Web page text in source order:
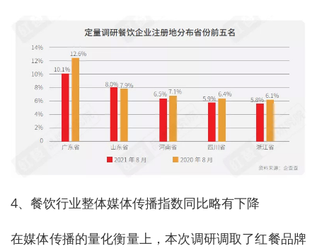
4、餐饮行业整体媒体传播指数同比略有下降
在媒体传播的量化衡量上，本次调研调取了红餐品牌